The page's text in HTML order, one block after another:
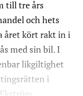
till tre års
och hets
året kört rakt in i
med sin bil. I
likgiltighet
i